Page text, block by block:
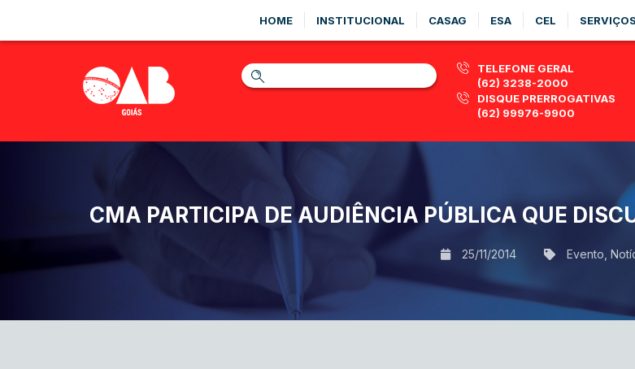
HOME INSTITUCIONAL CASAG ESA CEL SERVIÇOS
TELEFONE GERAL
(62) 3238-2000
DISQUE PRERROGATIVAS
(62) 99976-9900
CMA PARTICIPA DE AUDIÊNCIA PÚBLICA QUE
25/11/2014 Evento